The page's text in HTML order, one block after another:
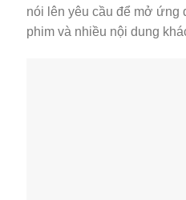
nói lên yêu cầu để mở ứng
phim và nhiều nội dung